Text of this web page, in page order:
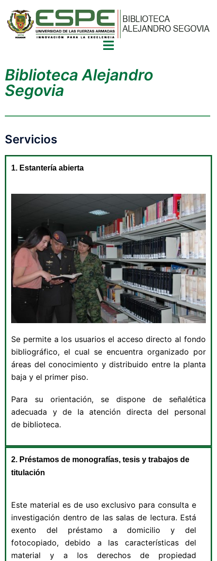
Biblioteca Alejandro
Segovia
Servicios
1. Estantería abierta
Se permite a los usuarios el acceso directo al fondo
bibliográfico, el cual se encuentra organizado por
áreas del conocimiento y distribuido entre la planta
baja y el primer piso.
Para su orientación, se dispone de señalética
adecuada y de la atención directa del personal
de biblioteca.
2. Préstamos de monografías, tesis y trabajos de
titulación
Este material es de uso exclusivo para consulta e
investigación dentro de las salas de lectura. Está
exento del préstamo a domicilio y del
fotocopiado, debido a las características del
material y a los derechos de propiedad